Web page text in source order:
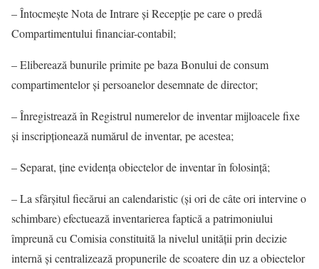
– Întocmeşte Nota de Intrare şi Recepţie pe care o predă
Compartimentului financiar-contabil;
– Eliberează bunurile primite pe baza Bonului de consum
compartimentelor şi persoanelor desemnate de director;
– Înregistrează în Registrul numerelor de inventar mijloacele fixe
şi inscripţionează numărul de inventar, pe acestea;
– Separat, ţine evidenţa obiectelor de inventar în folosinţă;
– La sfârşitul fiecărui an calendaristic (şi ori de câte ori intervine o
schimbare) efectuează inventarierea faptică a patrimoniului
împreună cu Comisia constituită la nivelul unităţii prin decizie
internă şi centralizează propunerile de scoatere din uz a obiectelor